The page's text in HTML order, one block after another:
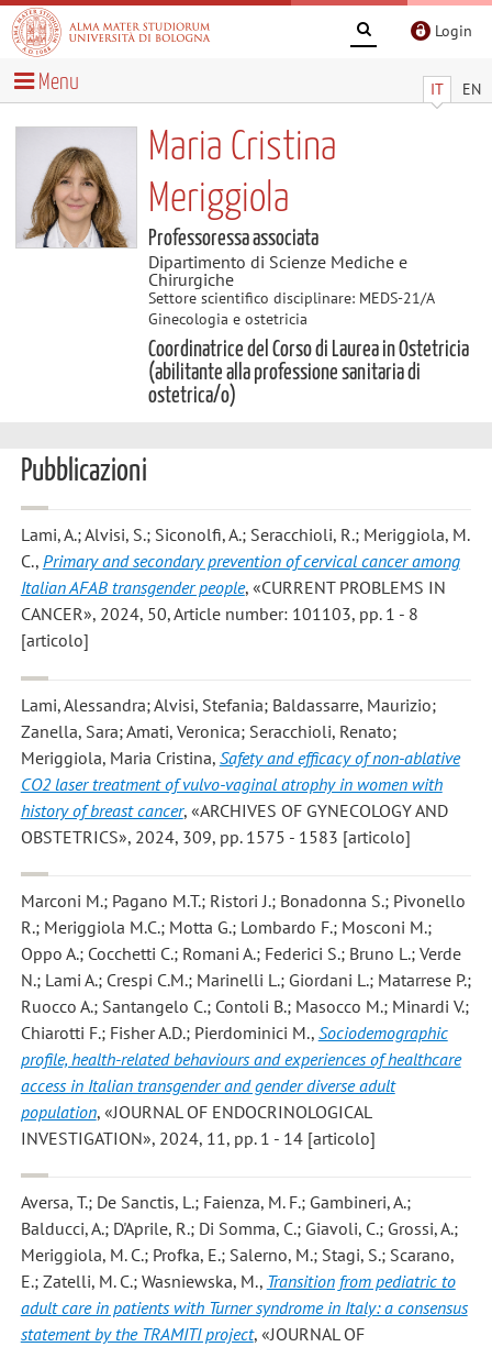
Login
IT EN
Menu
Maria Cristina
Meriggiola
Professoressa associata
Dipartimento di Scienze Mediche e
Chirurgiche
Settore scientifico disciplinare: MEDS-21/A
Ginecologia e ostetricia
Coordinatrice del Corso di Laurea in Ostetricia
(abilitante alla professione sanitaria di
ostetrica/o)
Pubblicazioni
Lami, A.; Alvisi, S.; Siconolfi, A.; Seracchioli, R.; Meriggiola, M.
C., Primary and secondary prevention of cervical cancer among
Italian AFAB transgender people, «CURRENT PROBLEMS IN
CANCER», 2024, 50, Article number: 101103, pp. 1 - 8
[articolo]
Lami, Alessandra; Alvisi, Stefania; Baldassarre, Maurizio;
Zanella, Sara; Amati, Veronica; Seracchioli, Renato;
Meriggiola, Maria Cristina, Safety and efficacy of non-ablative
CO2 laser treatment of vulvo-vaginal atrophy in women with
history of breast cancer, «ARCHIVES OF GYNECOLOGY AND
OBSTETRICS», 2024, 309, pp. 1575 - 1583 [articolo]
Marconi M.; Pagano M.T.; Ristori J.; Bonadonna S.; Pivonello
R.; Meriggiola M.C.; Motta G.; Lombardo F.; Mosconi M.;
Oppo A.; Cocchetti C.; Romani A.; Federici S.; Bruno L.; Verde
N.; Lami A.; Crespi C.M.; Marinelli L.; Giordani L.; Matarrese P.;
Ruocco A.; Santangelo C.; Contoli B.; Masocco M.; Minardi V.;
Chiarotti F.; Fisher A.D.; Pierdominici M., Sociodemographic
profile, health-related behaviours and experiences of healthcare
access in Italian transgender and gender diverse adult
population, «JOURNAL OF ENDOCRINOLOGICAL
INVESTIGATION», 2024, 11, pp. 1 - 14 [articolo]
Aversa, T.; De Sanctis, L.; Faienza, M. F.; Gambineri, A.;
Balducci, A.; D'Aprile, R.; Di Somma, C.; Giavoli, C.; Grossi, A.;
Meriggiola, M. C.; Profka, E.; Salerno, M.; Stagi, S.; Scarano,
E.; Zatelli, M. C.; Wasniewska, M., Transition from pediatric to
adult care in patients with Turner syndrome in Italy: a consensus
statement by the TRAMITI project, «JOURNAL OF